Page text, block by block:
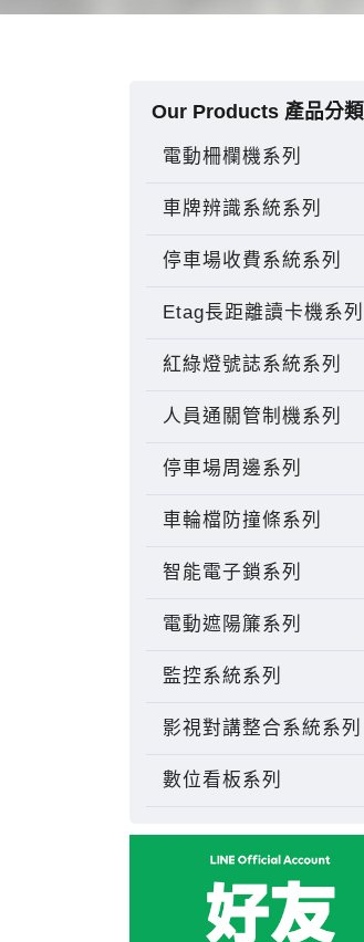
Our Products 產品分類
電動柵欄機系列
車牌辨識系統系列
停車場收費系統系列
Etag長距離讀卡機系列
紅綠燈號誌系統系列
人員通關管制機系列
停車場周邊系列
車輪檔防撞條系列
智能電子鎖系列
電動遮陽簾系列
監控系統系列
影視對講整合系統系列
數位看板系列